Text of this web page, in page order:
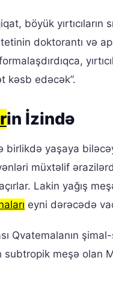
böyük yırtıcıların
doktorantı və
kəsb edəcək”.
in İzində
birlikdə yaşaya
müxtəlif
Lakin yağış
eyni dərəcədə
Qvatemalanın
meşə olan